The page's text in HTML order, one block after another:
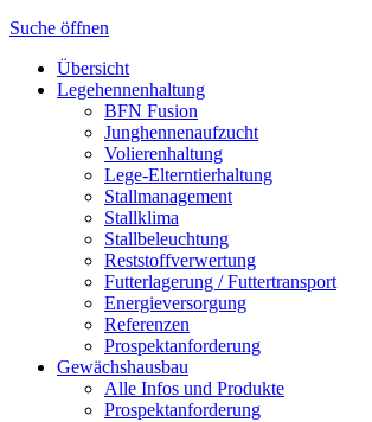
Suche öffnen
Übersicht
Legehennenhaltung
BFN Fusion
Junghennenaufzucht
Volierenhaltung
Lege-Elterntierhaltung
Stallmanagement
Stallklima
Stallbeleuchtung
Reststoffverwertung
Futterlagerung / Futtertransport
Energieversorgung
Referenzen
Prospektanforderung
Gewächshausbau
Alle Infos und Produkte
Prospektanforderung